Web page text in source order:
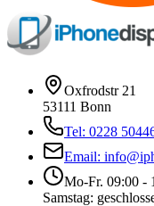
Oxfrodstr 21
53111 Bonn
Tel: 0228
Email:
Mo-Fr. 09:00 -
Samstag: